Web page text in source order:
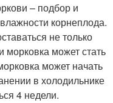
– подбор и
корнеплода.
не только
морковка может стать
может начать
в холодильнике
4 недели.